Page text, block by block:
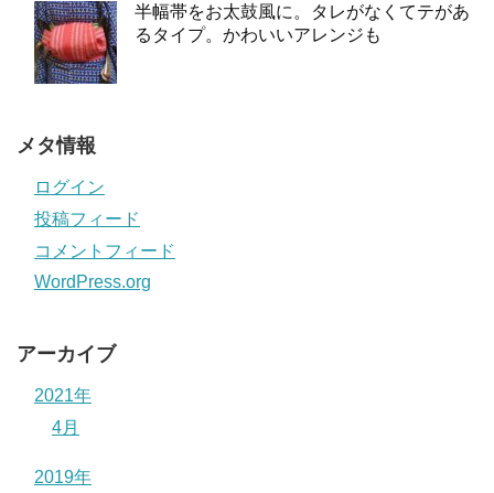
半幅帯をお太鼓風に。タレがなくてテがあ
るタイプ。かわいいアレンジも
メタ情報
ログイン
投稿フィード
コメントフィード
WordPress.org
アーカイブ
2021年
4月
2019年